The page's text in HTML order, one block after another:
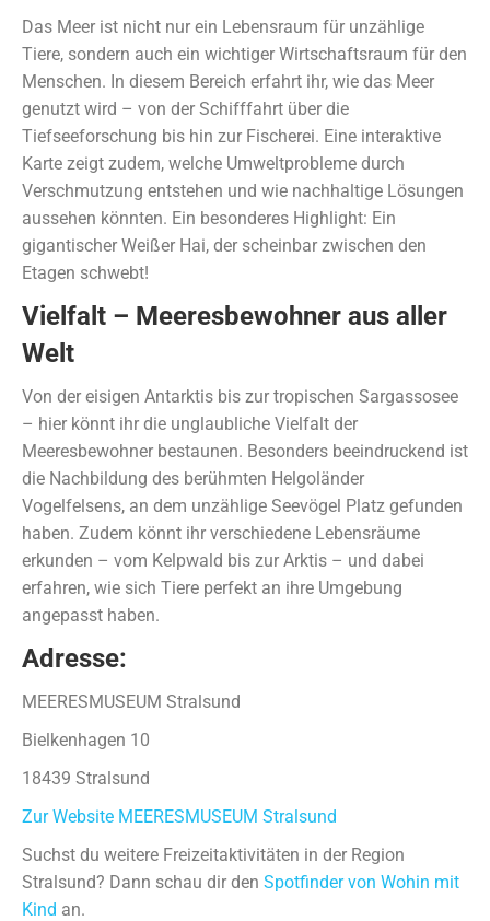
Das Meer ist nicht nur ein Lebensraum für unzählige
Tiere, sondern auch ein wichtiger Wirtschaftsraum für den
Menschen. In diesem Bereich erfahrt ihr, wie das Meer
genutzt wird – von der Schifffahrt über die
Tiefseeforschung bis hin zur Fischerei. Eine interaktive
Karte zeigt zudem, welche Umweltprobleme durch
Verschmutzung entstehen und wie nachhaltige Lösungen
aussehen könnten. Ein besonderes Highlight: Ein
gigantischer Weißer Hai, der scheinbar zwischen den
Etagen schwebt!
Vielfalt – Meeresbewohner aus aller
Welt
Von der eisigen Antarktis bis zur tropischen Sargassosee
– hier könnt ihr die unglaubliche Vielfalt der
Meeresbewohner bestaunen. Besonders beeindruckend ist
die Nachbildung des berühmten Helgoländer
Vogelfelsens, an dem unzählige Seevögel Platz gefunden
haben. Zudem könnt ihr verschiedene Lebensräume
erkunden – vom Kelpwald bis zur Arktis – und dabei
erfahren, wie sich Tiere perfekt an ihre Umgebung
angepasst haben.
Adresse:
MEERESMUSEUM Stralsund
Bielkenhagen 10
18439 Stralsund
Zur Website MEERESMUSEUM Stralsund
Suchst du weitere Freizeitaktivitäten in der Region
Stralsund? Dann schau dir den Spotfinder von Wohin mit
Kind an.